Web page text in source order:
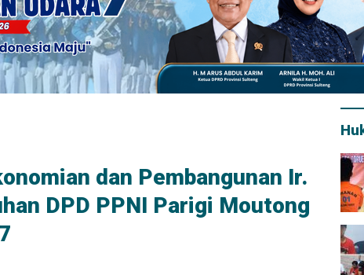
dan Pembangunan Ir.
DPD PPNI Parigi Moutong